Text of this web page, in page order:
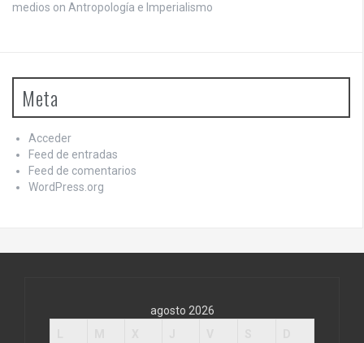
medios on Antropología e Imperialismo
Meta
Acceder
Feed de entradas
Feed de comentarios
WordPress.org
agosto 2026